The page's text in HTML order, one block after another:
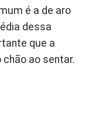
é a de aro
dessa
que a
ao sentar.